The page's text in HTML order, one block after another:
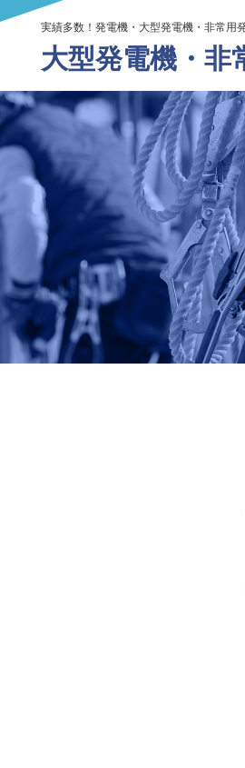
実績多数！発電機・大型発電機・非常用
大型発電機・ 非